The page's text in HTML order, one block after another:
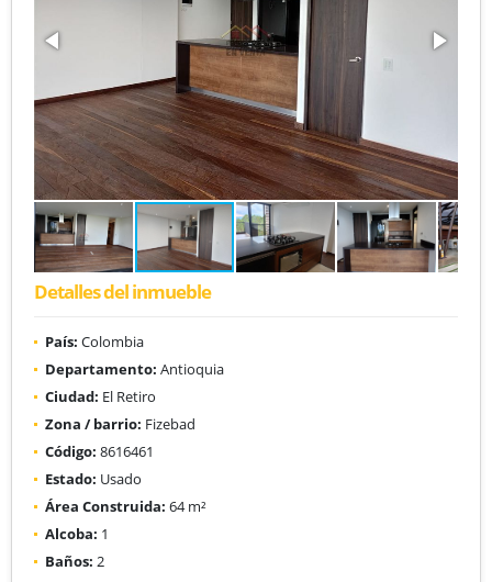
Detalles del inmueble
País: Colombia
Departamento: Antioquia
Ciudad: El Retiro
Zona / barrio: Fizebad
Código: 8616461
Estado: Usado
Área Construida: 64 m²
Alcoba: 1
Baños: 2